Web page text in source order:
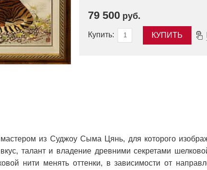
79 500 руб.
Купить: КУПИТЬ
из Суджоу Сыма Цянь, для которого
талант и владение древними секретами
нити менять оттенки, в зависимости от